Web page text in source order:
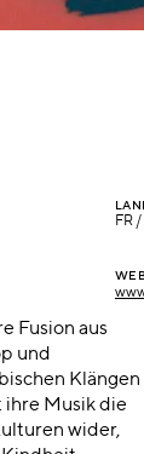
FR /
Fusion aus
und
Klängen
ihre Musik die
wider,